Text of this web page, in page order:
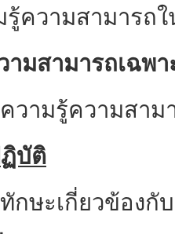
ามสามารถใน
ามสามารถเฉพ
วามรู้ความสาม
บัติ
กษะเกี่ยวข้อง